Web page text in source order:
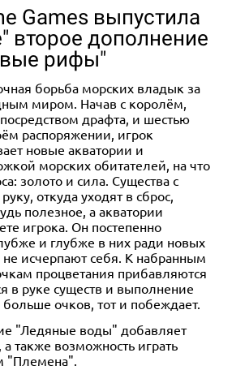
Games выпустила
второе дополнение
рифы"
борьба морских владык за
миром. Начав с королём,
драфта, и шестью
распоряжении, игрок
новые акватории и
морских обитателей, на что
золото и сила. Существа с
откуда уходят в сброс,
полезное, а акватории
игрока. Он постепенно
и глубже в них ради новых
исчерпают себя. К набранным
процветания прибавляются
в руке существ и выполнение
очков, тот и побеждает.
"Ледяные воды" добавляет
также возможность играть
"Племена".